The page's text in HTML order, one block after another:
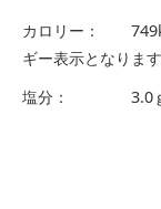
カロリー：
ギー表示となります
塩分： 3.0